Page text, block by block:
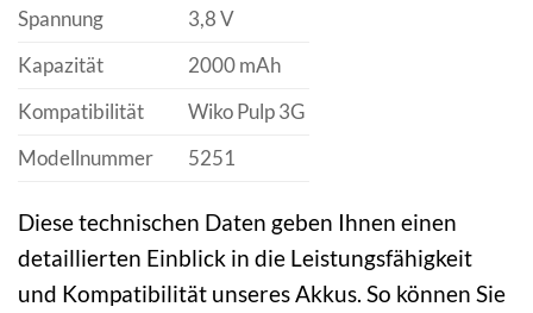
Spannung
3,8 V
Kapazität
2000 mAh
Kompatibilität
Wiko Pulp 3G
Modellnummer
5251
Diese technischen Daten geben Ihnen einen
detaillierten Einblick in die Leistungsfähigkeit
und Kompatibilität unseres Akkus. So können Sie